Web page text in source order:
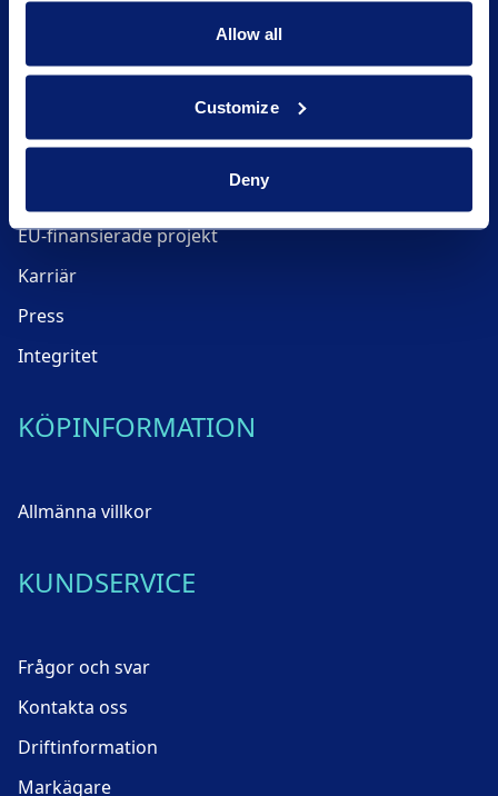
Allow all
Customize
Deny
GLOBALCONNECT
EU-finansierade projekt
Karriär
Press
Integritet
KÖPINFORMATION
Allmänna villkor
KUNDSERVICE
Frågor och svar
Kontakta oss
Driftinformation
Markägare